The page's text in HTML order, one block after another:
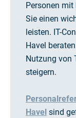
Personen
Sie einen
leisten. IT-
Havel
Nutzung von
steigern.
Havel sind